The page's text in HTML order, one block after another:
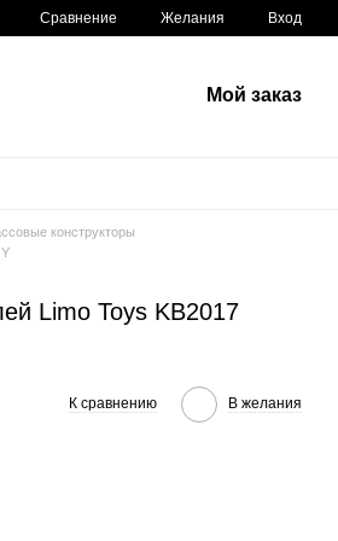
Сравнение Желания Вход
Мой заказ
конструкторы
Limo Toys KB2017
К сравнению В желания